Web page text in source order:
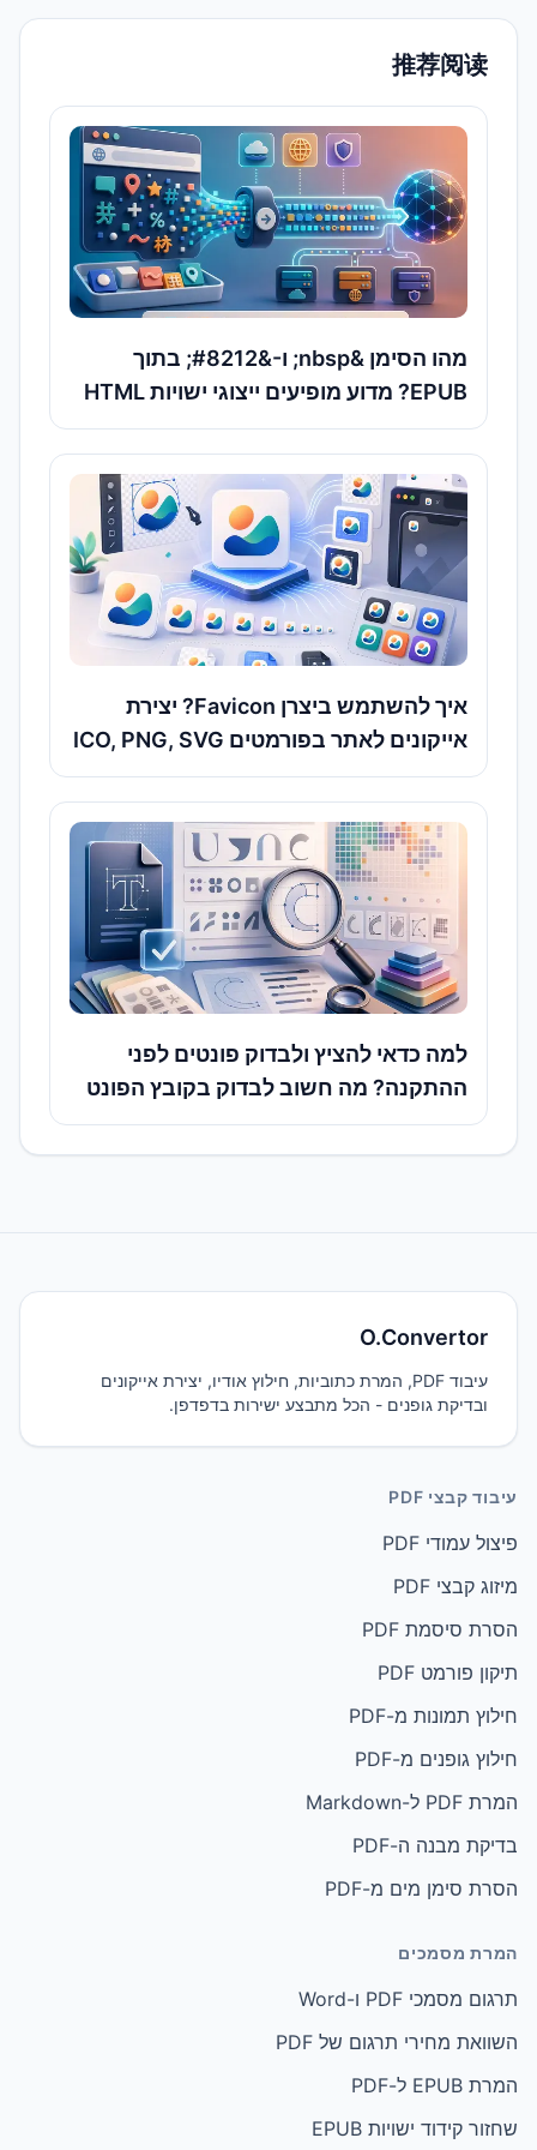
推荐阅读
מהו הסימן &nbsp; ו-&#8212; בתוך
EPUB? מדוע מופיעים ייצוגי ישויות HTML
בטקסט של ספר אלקטרוני
איך להשתמש ביצרן Favicon? יצירת
אייקונים לאתר בפורמטים ICO, PNG, SVG
בחינם
למה כדאי להציץ ולבדוק פונטים לפני
ההתקנה? מה חשוב לבדוק בקובץ הפונט
O.Convertor
עיבוד PDF, המרת כתוביות, חילוץ אודיו, יצירת אייקונים
ובדיקת גופנים - הכל מתבצע ישירות בדפדפן.
עיבוד קבצי PDF
פיצול עמודי PDF
מיזוג קבצי PDF
הסרת סיסמת PDF
תיקון פורמט PDF
חילוץ תמונות מ-PDF
חילוץ גופנים מ-PDF
המרת PDF ל-Markdown
בדיקת מבנה ה-PDF
הסרת סימן מים מ-PDF
המרת מסמכים
תרגום מסמכי PDF ו-Word
השוואת מחירי תרגום של PDF
המרת EPUB ל-PDF
שחזור קידוד ישויות EPUB